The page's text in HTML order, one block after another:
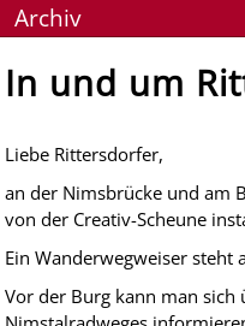
Archiv
In und um
Liebe Rittersdorfer,
an der Nimsbrücke und am
von der Creativ-Scheune
Ein Wanderwegweiser steht
Vor der Burg kann man sich